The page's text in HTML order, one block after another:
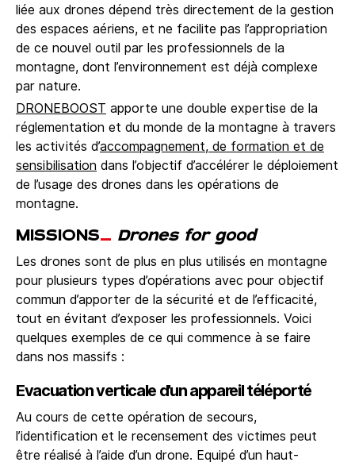
liée aux drones dépend très directement de la gestion
des espaces aériens, et ne facilite pas l’appropriation
de ce nouvel outil par les professionnels de la
montagne, dont l’environnement est déjà complexe
par nature.
DRONEBOOST apporte une double expertise de la
réglementation et du monde de la montagne à travers
les activités d’accompagnement, de formation et de
sensibilisation dans l’objectif d’accélérer le déploiement
de l’usage des drones dans les opérations de
montagne.
MISSIONS_ Drones for good
Les drones sont de plus en plus utilisés en montagne
pour plusieurs types d’opérations avec pour objectif
commun d’apporter de la sécurité et de l’efficacité,
tout en évitant d’exposer les professionnels. Voici
quelques exemples de ce qui commence à se faire
dans nos massifs :
Evacuation verticale d’un appareil téléporté
Au cours de cette opération de secours,
l’identification et le recensement des victimes peut
être réalisé à l’aide d’un drone. Equipé d’un haut-